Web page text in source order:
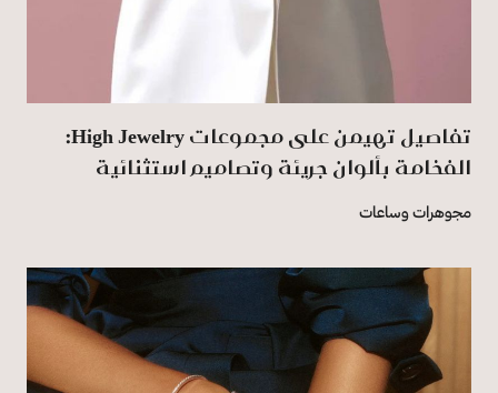
تفاصيل تهيمن على مجموعات High Jewelry:
الفخامة بألوان جريئة وتصاميم استثنائية
مجوهرات وساعات